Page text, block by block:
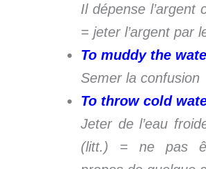
Il dépense l’argent
= jeter l’argent par
To muddy the
Semer la confusion
To throw cold
Jeter de l’eau
(litt.) = ne pas